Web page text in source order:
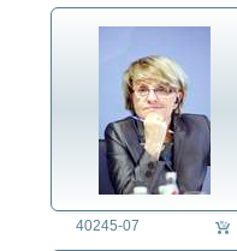
40245-07